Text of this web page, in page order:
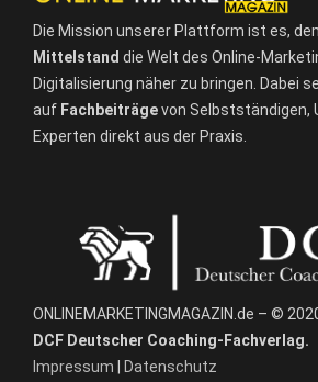
Die Mission unserer Plattform ist es,
Mittelstand die Welt des Online-
Digitalisierung näher zu bringen. Dabei
auf Fachbeiträgevon Selbstständigen,
Experten direkt aus der Praxis.
ONLINEMARKETINGMAGAZIN.de – ©
DCF Deutscher Coaching-Fachverlag.
Impressum
Datenschutz